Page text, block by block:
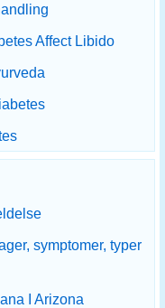
Affect Libido
symptomer, typer
I Arizona